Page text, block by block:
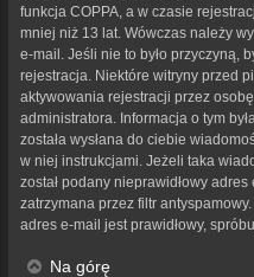
funkcja COPPA, a w czasie
mniej niż 13 lat. Wówczas należy
e-mail. Jeśli nie to było przyczyną,
rejestracja. Niektóre witryny przed
aktywowania rejestracji przez
administratora. Informacja o tym
została wysłana do ciebie
w niej instrukcjami. Jeżeli taka
został podany nieprawidłowy
zatrzymana przez filtr
adres e-mail jest prawidłowy,
Na górę